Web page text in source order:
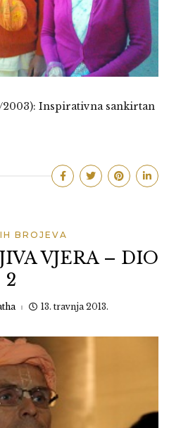
2003): Inspirativna sankirtan
BROJEVA
VJERA – DIO
2
13. travnja 2013.